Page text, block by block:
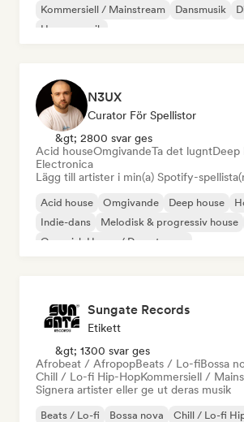
Kommersiell / Mainstream
Dansmusik
House-musik
N3UX
Curator För Spellistor
&gt; 2800 svar ges
Acid houseOmgivandeTa det lugntDeep
Electronica
Lägg till artister i min(a) Spotify-
Acid house Omgivande Deep house
Indie-dans
Melodisk & progressiv house
Organisk House / Downtempo
Sungate Records
Etikett
&gt; 1300 svar ges
Afrobeat / AfropopBeats / Lo-fiBossa
Chill / Lo-fi Hip-HopKommersiell /
Signera artister eller ge ut deras musik
Beats / Lo-fi Bossa nova
Chill / Lo-fi